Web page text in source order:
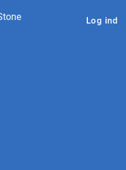
Log ind